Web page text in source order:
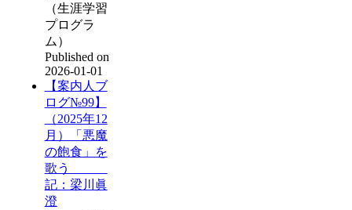
（生涯学習
プログラ
ム）
Published on
2026-01-01
【案内人ブ
ログ№99】
（2025年12
月）「悪魔
の飽食」を
歌う
記：梁川眞
澄